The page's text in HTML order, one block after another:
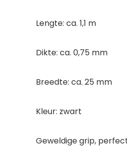
Lengte: ca. 1,1 m
Dikte: ca. 0,75 mm
Breedte: ca. 25 mm
Kleur: zwart
Geweldige grip,